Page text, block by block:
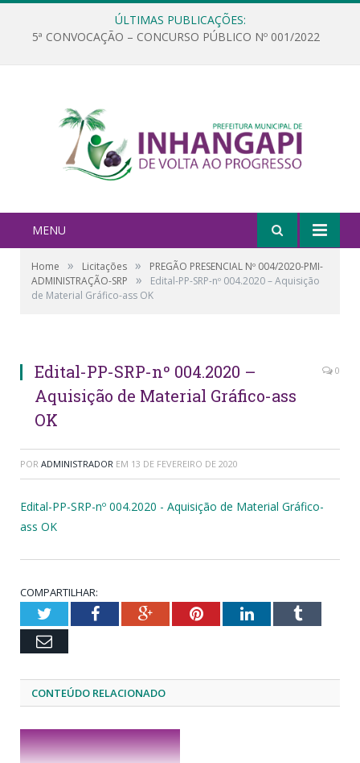
ÚLTIMAS PUBLICAÇÕES:
5ª CONVOCAÇÃO – CONCURSO PÚBLICO Nº 001/2022
MENU
Home » Licitações »
PREGÃO PRESENCIAL Nº 004/2020-PMI-
ADMINISTRAÇÃO-SRP
»
Edital-PP-SRP-nº 004.2020 – Aquisição
de Material Gráfico-ass OK
Edital-PP-SRP-nº 004.2020 –
Aquisição de Material Gráfico-ass
OK
0
POR ADMINISTRADOR EM 13 DE FEVEREIRO DE 2020
Edital-PP-SRP-nº 004.2020 - Aquisição de Material Gráfico-
ass OK
COMPARTILHAR:
TwitterFacebookGoogle+PinterestLinkedInTumblr
Email
CONTEÚDO RELACIONADO